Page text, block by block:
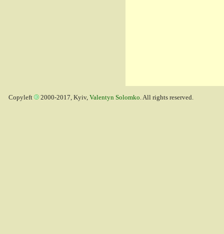
Copyleft 2000-2017, Kyiv, Valentyn Solomko. All rights reserved.